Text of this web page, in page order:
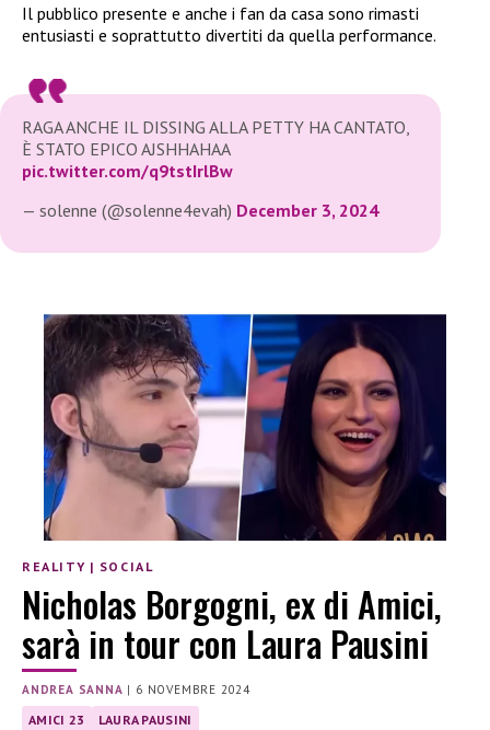
Il pubblico presente e anche i fan da casa sono rimasti
entusiasti e soprattutto divertiti da quella performance.
RAGA ANCHE IL DISSING ALLA PETTY HA CANTATO,
È STATO EPICO AJSHHAHAA
pic.twitter.com/q9tstIrlBw
— solenne (@solenne4evah) December 3, 2024
REALITY | SOCIAL
Nicholas Borgogni, ex di Amici,
sarà in tour con Laura Pausini
ANDREA SANNA | 6 NOVEMBRE 2024
AMICI 23 LAURA PAUSINI